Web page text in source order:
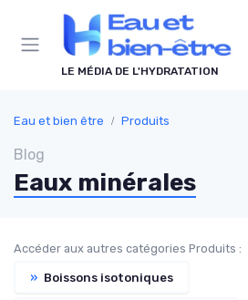
LE MÉDIA DE L'HYDRATATION
Eau et bien être Produits
Blog
Eaux minérales
Accéder aux autres catégories Produits :
» Boissons isotoniques
Panneau de gestion des cookies